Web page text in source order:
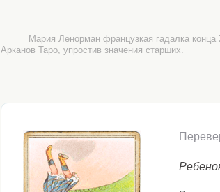
Мария Ленорман французкая гадалка
Арканов Таро, упростив значения старших.